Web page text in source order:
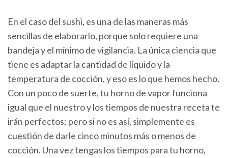
En el caso del sushi, es una de las maneras más
sencillas de elaborarlo, porque solo requiere una
bandeja y el mínimo de vigilancia. La única ciencia que
tiene es adaptar la cantidad de líquido y la
temperatura de cocción, y eso es lo que hemos hecho.
Con un poco de suerte, tu horno de vapor funciona
igual que el nuestro y los tiempos de nuestra receta te
irán perfectos; pero si no es así, simplemente es
cuestión de darle cinco minutos más o menos de
cocción. Una vez tengas los tiempos para tu horno,